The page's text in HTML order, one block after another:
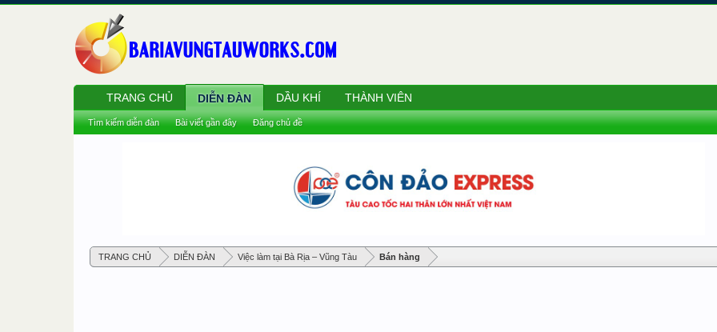
TRANG CHỦ DIỄN ĐÀN Việc làm tại Bà Rịa – Vũng Tàu Bán hàng
TRANG CHỦ DIỄN ĐÀN
Tìm kiếm diễn đàn Bài viết gần đây Đăng chủ đề
DẦU KHÍ THÀNH VIÊN